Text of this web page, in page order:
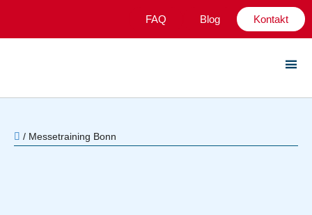
FAQ Blog Kontakt
/ Messetraining Bonn